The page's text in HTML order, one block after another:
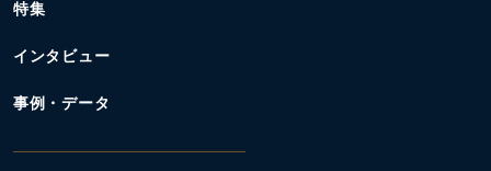
特集
インタビュー
事例・データ